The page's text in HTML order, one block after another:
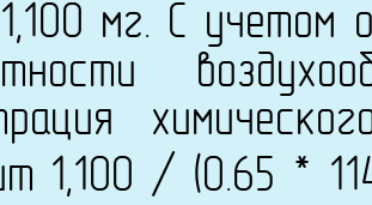
мг. С учетом
1,100 / (0.65 *